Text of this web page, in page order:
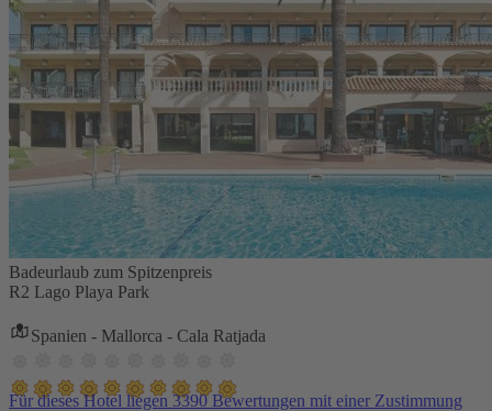
Badeurlaub zum Spitzenpreis
R2 Lago Playa Park
Spanien - Mallorca - Cala Ratjada
Für dieses Hotel liegen 3390 Bewertungen mit einer Zustimmung